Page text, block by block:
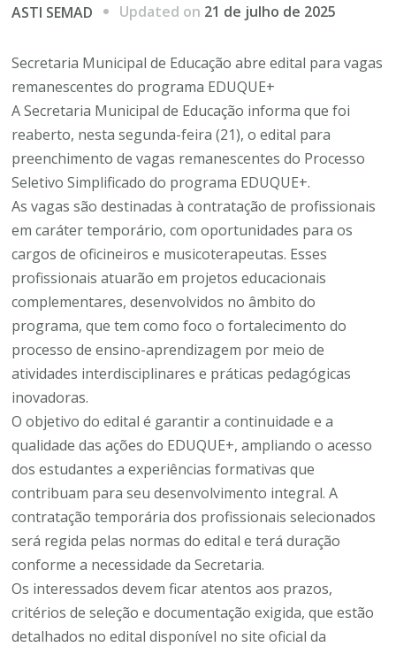
ASTI SEMAD Updated on 21 de julho de 2025
Secretaria Municipal de Educação abre edital para vagas
remanescentes do programa EDUQUE+
A Secretaria Municipal de Educação informa que foi
reaberto, nesta segunda-feira (21), o edital para
preenchimento de vagas remanescentes do Processo
Seletivo Simplificado do programa EDUQUE+.
As vagas são destinadas à contratação de profissionais
em caráter temporário, com oportunidades para os
cargos de oficineiros e musicoterapeutas. Esses
profissionais atuarão em projetos educacionais
complementares, desenvolvidos no âmbito do
programa, que tem como foco o fortalecimento do
processo de ensino-aprendizagem por meio de
atividades interdisciplinares e práticas pedagógicas
inovadoras.
O objetivo do edital é garantir a continuidade e a
qualidade das ações do EDUQUE+, ampliando o acesso
dos estudantes a experiências formativas que
contribuam para seu desenvolvimento integral. A
contratação temporária dos profissionais selecionados
será regida pelas normas do edital e terá duração
conforme a necessidade da Secretaria.
Os interessados devem ficar atentos aos prazos,
critérios de seleção e documentação exigida, que estão
detalhados no edital disponível no site oficial da